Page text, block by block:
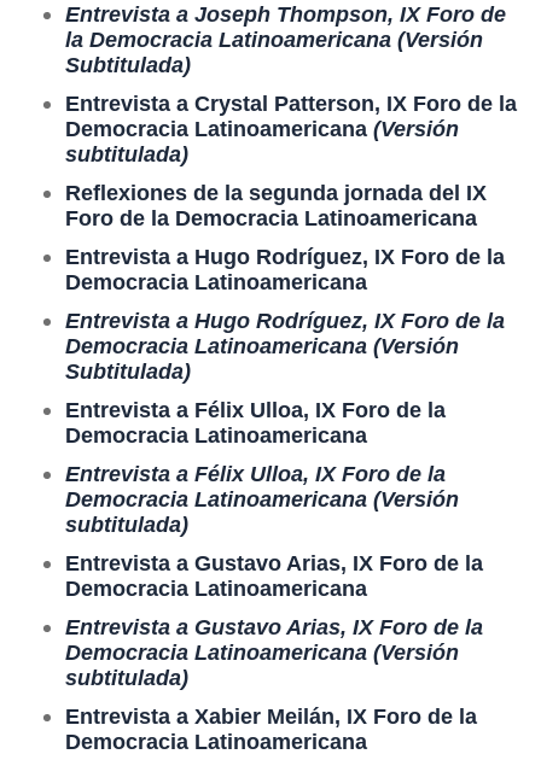
Entrevista a Joseph Thompson, IX Foro de
la Democracia Latinoamericana (Versión
Subtitulada)
Entrevista a Crystal Patterson, IX Foro de la
Democracia Latinoamericana (Versión
subtitulada)
Reflexiones de la segunda jornada del IX
Foro de la Democracia Latinoamericana
Entrevista a Hugo Rodríguez, IX Foro de la
Democracia Latinoamericana
Entrevista a Hugo Rodríguez, IX Foro de la
Democracia Latinoamericana (Versión
Subtitulada)
Entrevista a Félix Ulloa, IX Foro de la
Democracia Latinoamericana
Entrevista a Félix Ulloa, IX Foro de la
Democracia Latinoamericana (Versión
subtitulada)
Entrevista a Gustavo Arias, IX Foro de la
Democracia Latinoamericana
Entrevista a Gustavo Arias, IX Foro de la
Democracia Latinoamericana (Versión
subtitulada)
Entrevista a Xabier Meilán, IX Foro de la
Democracia Latinoamericana